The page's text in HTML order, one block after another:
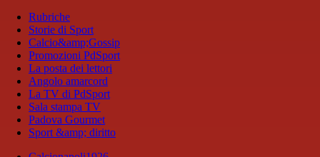
Rubriche
Storie di Sport
Calcio&amp;Gossip
Promozioni PdSport
La posta dei lettori
Angolo amarcord
La TV di PdSport
Sala stampa TV
Padova Gourmet
Sport &amp; diritto